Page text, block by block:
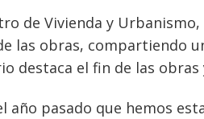
de Vivienda y Urbanismo,
las obras, compartiendo
destaca el fin de las
año pasado que hemos